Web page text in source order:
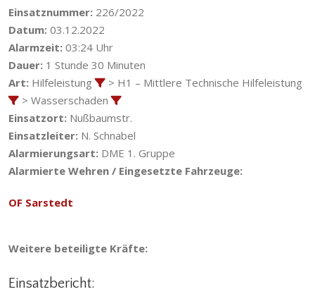
Einsatznummer: 226/2022
Datum: 03.12.2022
Alarmzeit: 03:24 Uhr
Dauer: 1 Stunde 30 Minuten
Art: Hilfeleistung
> H1 – Mittlere Technische Hilfeleistung
> Wasserschaden
Einsatzort: Nußbaumstr.
Einsatzleiter: N. Schnabel
Alarmierungsart: DME 1. Gruppe
Alarmierte Wehren / Eingesetzte Fahrzeuge:
OF Sarstedt
Weitere beteiligte Kräfte:
Einsatzbericht: